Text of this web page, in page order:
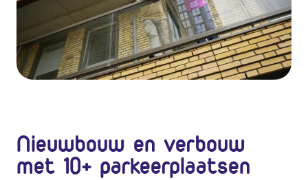
Nieuwbouw en verbouw
met 10+ parkeerplaatsen